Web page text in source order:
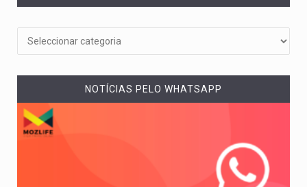
NOTÍCIAS PELO WHATSAPP